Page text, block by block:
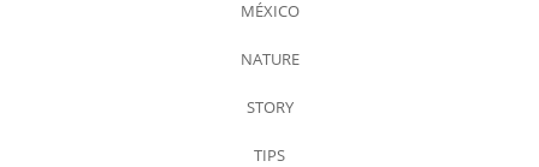
MÉXICO
NATURE
STORY
TIPS